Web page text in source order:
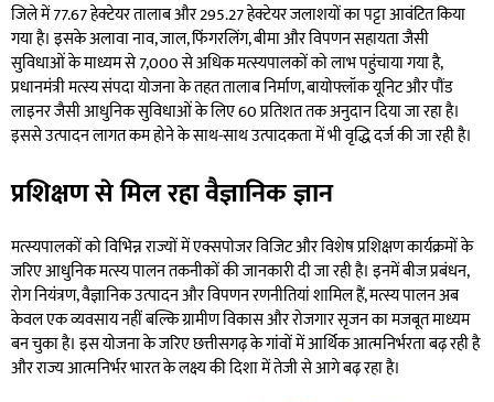
जिले में 77.67 हेक्टेयर तालाब और 295.27 हेक्टेयर जलाशयों का पट्टा आवंटित किया
गया है। इसके अलावा नाव, जाल, फिंगरलिंग, बीमा और विपणन सहायता जैसी
सुविधाओं के माध्यम से 7,000 से अधिक मत्स्यपालकों को लाभ पहुंचाया गया है,
प्रधानमंत्री मत्स्य संपदा योजना के तहत तालाब निर्माण, बायोफ्लॉक यूनिट और पौंड
लाइनर जैसी आधुनिक सुविधाओं के लिए 60 प्रतिशत तक अनुदान दिया जा रहा है।
इससे उत्पादन लागत कम होने के साथ-साथ उत्पादकता में भी वृद्धि दर्ज की जा रही है।
प्रशिक्षण से मिल रहा वैज्ञानिक ज्ञान
मत्स्यपालकों को विभिन्न राज्यों में एक्सपोजर विजिट और विशेष प्रशिक्षण कार्यक्रमों के
जरिए आधुनिक मत्स्य पालन तकनीकों की जानकारी दी जा रही है। इनमें बीज प्रबंधन,
रोग नियंत्रण, वैज्ञानिक उत्पादन और विपणन रणनीतियां शामिल हैं, मत्स्य पालन अब
केवल एक व्यवसाय नहीं बल्कि ग्रामीण विकास और रोजगार सृजन का मजबूत माध्यम
बन चुका है। इस योजना के जरिए छत्तीसगढ़ के गांवों में आर्थिक आत्मनिर्भरता बढ़ रही है
और राज्य आत्मनिर्भर भारत के लक्ष्य की दिशा में तेजी से आगे बढ़ रहा है।